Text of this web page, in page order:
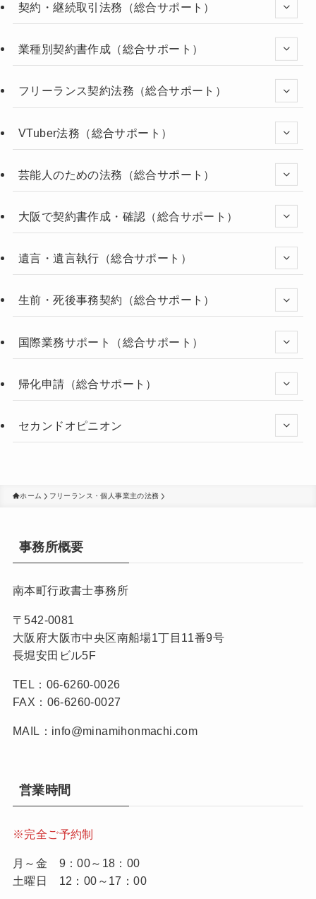
契約・継続取引法務（総合サポート）
業種別契約書作成（総合サポート）
フリーランス契約法務（総合サポート）
VTuber法務（総合サポート）
芸能人のための法務（総合サポート）
大阪で契約書作成・確認（総合サポート）
遺言・遺言執行（総合サポート）
生前・死後事務契約（総合サポート）
国際業務サポート（総合サポート）
帰化申請（総合サポート）
セカンドオピニオン
ホーム フリーランス・個人事業主の法務
事務所概要
南本町行政書士事務所
〒542-0081
大阪府大阪市中央区南船場1丁目11番9号
長堀安田ビル5F
TEL：06-6260-0026
FAX：06-6260-0027
MAIL：info@minamihonmachi.com
営業時間
※完全ご予約制
月～金 9：00～18：00
土曜日 12：00～17：00